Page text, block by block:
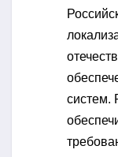
систем.